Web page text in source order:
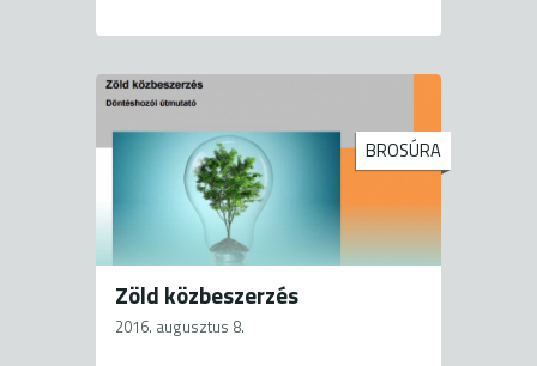
BROSÚRA
Zöld közbeszerzés
2016. augusztus 8.